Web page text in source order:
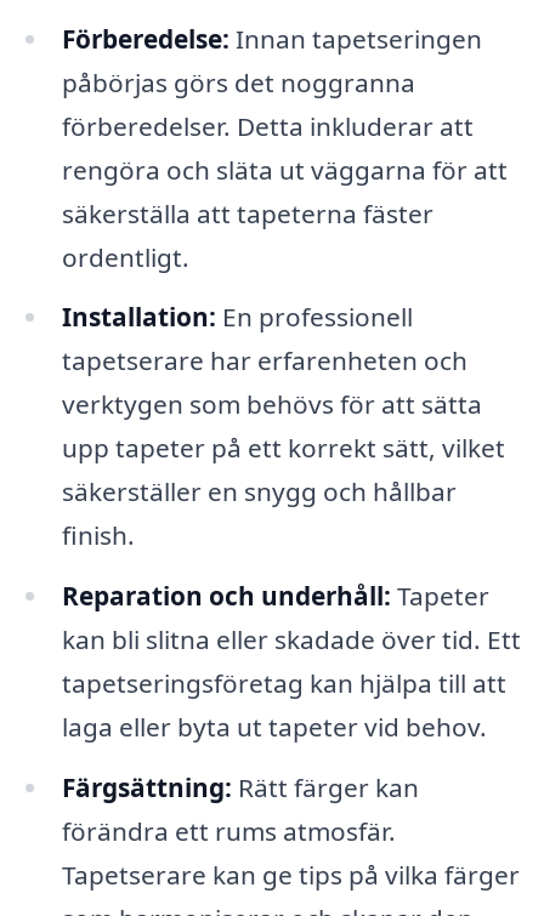
Förberedelse: Innan tapetseringen
påbörjas görs det noggranna
förberedelser. Detta inkluderar att
rengöra och släta ut väggarna för att
säkerställa att tapeterna fäster
ordentligt.
Installation: En professionell
tapetserare har erfarenheten och
verktygen som behövs för att sätta
upp tapeter på ett korrekt sätt, vilket
säkerställer en snygg och hållbar
finish.
Reparation och underhåll: Tapeter
kan bli slitna eller skadade över tid. Ett
tapetseringsföretag kan hjälpa till att
laga eller byta ut tapeter vid behov.
Färgsättning: Rätt färger kan
förändra ett rums atmosfär.
Tapetserare kan ge tips på vilka färger